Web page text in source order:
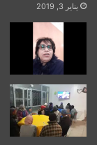
يناير 3, 2019